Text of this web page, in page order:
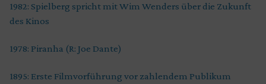
1982: Spielberg spricht mit Wim Wenders über die Zukunft
des Kinos
1978: Piranha (R: Joe Dante)
1895: Erste Filmvorführung vor zahlendem Publikum